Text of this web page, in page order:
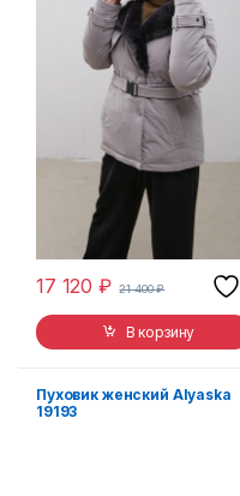
17 120₽ 21 400₽
В корзину
Пуховик женский Alyaska
19193